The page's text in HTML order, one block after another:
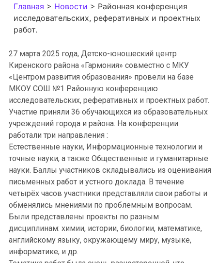
Главная > Новости > Районная конференция
исследовательских, реферативных и проектных
работ.
27 марта 2025 года, Детско-юношеский центр
Киренского района «Гармония» совместно с МКУ
«Центром развития образования» провели на базе
МКОУ СОШ №1 Районную конференцию
исследовательских, реферативных и проектных работ.
Участие приняли 36 обучающихся из образовательных
учреждений города и района. На конференции
работали три направления :
Естественные науки, Информационные технологии и
точные науки, а также Общественные и гуманитарные
науки. Баллы участников складывались из оценивания
письменных работ и устного доклада. В течение
четырёх часов участники представляли свои работы и
обменялись мнениями по проблемным вопросам.
Были представлены проекты по разным
дисциплинам: химии, истории, биологии, математике,
английскому языку, окружающему миру, музыке,
информатике, и др.